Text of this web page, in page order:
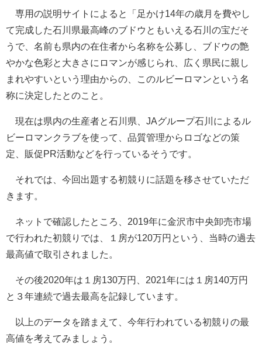
専用の説明サイトによると「足かけ14年の歳月を費やし
て完成した石川県最高峰のブドウともいえる石川の宝だそ
うで、名前も県内の在住者から名称を公募し、ブドウの艶
やかな色彩と大きさにロマンが感じられ、広く県民に親し
まれやすいという理由からの、このルビーロマンという名
称に決定したとのこと。
現在は県内の生産者と石川県、JAグループ石川によるル
ビーロマンクラブを使って、品質管理からロゴなどの策
定、販促PR活動などを行っているそうです。
それでは、今回出題する初競りに話題を移させていただ
きます。
ネットで確認したところ、2019年に金沢市中央卸売市場
で行われた初競りでは、１房が120万円という、当時の過去
最高値で取引されました。
その後2020年は１房130万円、2021年には１房140万円
と３年連続で過去最高を記録しています。
以上のデータを踏まえて、今年行われている初競りの最
高値を考えてみましょう。